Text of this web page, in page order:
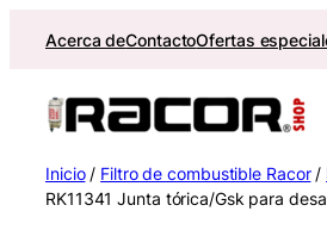
Acerca deContactoOfertas
Inicio/ Filtro de combustible Racor/
RK11341 Junta tórica/Gsk para